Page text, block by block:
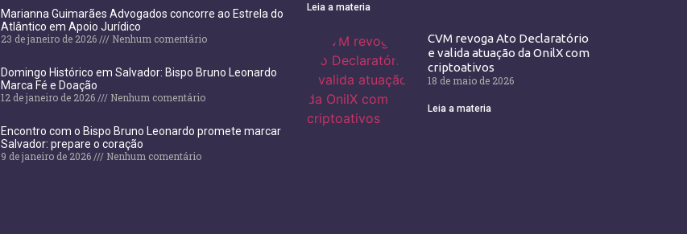
Marianna Guimarães Advogados concorre ao Estrela do
Atlântico em Apoio Jurídico
23 de janeiro de 2026
Nenhum comentário
Domingo Histórico em Salvador: Bispo Bruno Leonardo
Marca Fé e Doação
12 de janeiro de 2026
Nenhum comentário
Encontro com o Bispo Bruno Leonardo promete marcar
Salvador: prepare o coração
9 de janeiro de 2026
Nenhum comentário
Leia a materia
CVM revoga Ato Declaratório
e valida atuação da OnilX com
criptoativos
18 de maio de 2026
Leia a materia